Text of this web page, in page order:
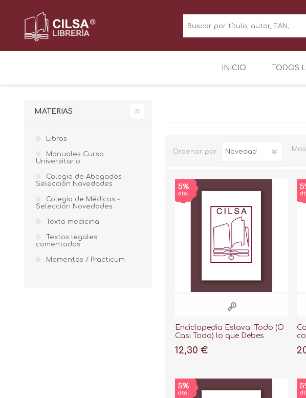
INICIO TODOS
Ordenar por
Enciclopedia Eslava "Todo (O
Casi Todo) lo que Debes
Razonablemente Culto"
12,30 €
MATERIAS
Libros
Manuales Curso
Universitario
Colegio de Abogados -
Selección Novedades
Colegio de Médicos -
Selección Novedades
Texto medicina
Textos legales
comentados
Mementos / Practicum